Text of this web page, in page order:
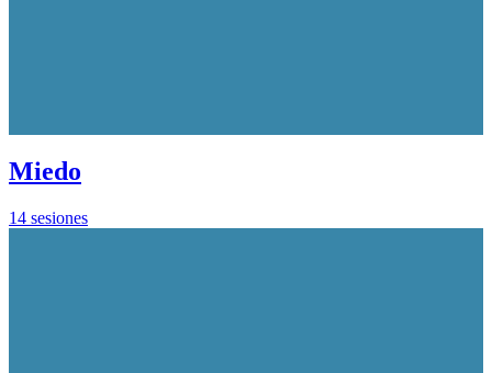
Miedo
14 sesiones